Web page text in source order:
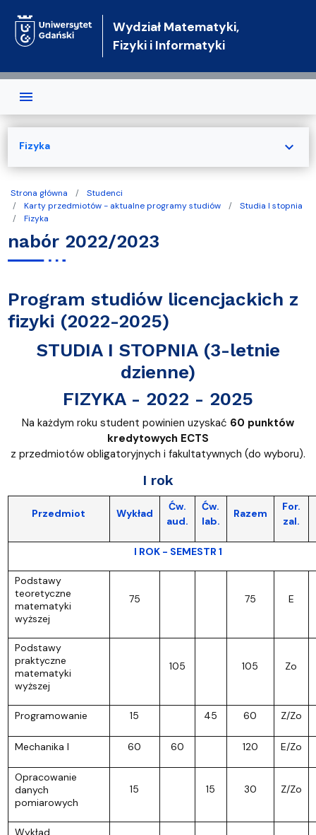
Wydział Matematyki,
Fizyki i Informatyki
Strona główna
Studenci
Karty przedmiotów - aktualne programy studiów
Studia I stopnia
Fizyka
nabór 2022/2023
Program studiów licencjackich z
fizyki (2022-2025)
STUDIA I STOPNIA (3-letnie
dzienne)
FIZYKA - 2022 - 2025
Na każdym roku student powinien uzyskać 60 punktów
kredytowych ECTS
z przedmiotów obligatoryjnych i fakultatywnych (do wyboru).
I rok
Przedmiot Wykład
Ćw.
aud.
Ćw.
lab.
Razem
For.
zal.
I ROK - SEMESTR 1
Podstawy
teoretyczne
matematyki
wyższej
75 75 E
Podstawy
praktyczne
matematyki
wyższej
105 105 Zo
Programowanie 15 45 60 Z/Zo
Mechanika I 60 60 120 E/Zo
Opracowanie
danych
pomiarowych
15 15 30 Z/Zo
Wykład
Fizyka expand_more